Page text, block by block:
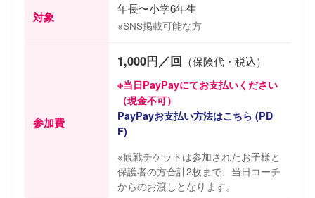
対象
年長〜小学6年生
※SNS掲載可能な方
参加費
1,000円／回 （保険代・税込）
※当日PayPayにてお支払いください
（現金不可）
PayPayお支払い方法はこちら (PD
F)
※観戦チケットは参加されたお子様と
保護者の方合計2枚まで、当日コーチ
からのお渡しとなります。